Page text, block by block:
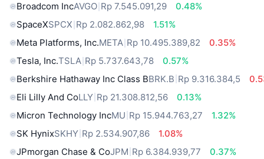
Broadcom IncAVGO Rp 7.545.091,29
0.48%
SpaceXSPCX Rp 2.082.862,98
1.51%
Meta Platforms, Inc.META Rp 10.495.389,82
0.35%
Tesla, Inc.TSLA Rp 5.737.643,78
0.57%
Berkshire Hathaway Inc Class BBRK.B Rp 9.316.384,5
Eli Lilly And CoLLY Rp 21.308.812,56
0.13%
Micron Technology IncMU Rp 15.944.763,27
1.32%
SK HynixSKHY Rp 2.534.907,86
1.08%
JPmorgan Chase & CoJPM Rp 6.384.939,77
0.37%